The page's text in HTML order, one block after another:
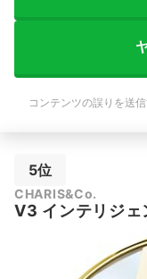
コンテンツの誤りを送
5位
CHARIS&Co.
V3 インテリジェ